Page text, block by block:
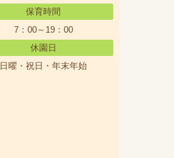
保育時間
7：00～19：00
休園日
日曜・祝日・年末年始